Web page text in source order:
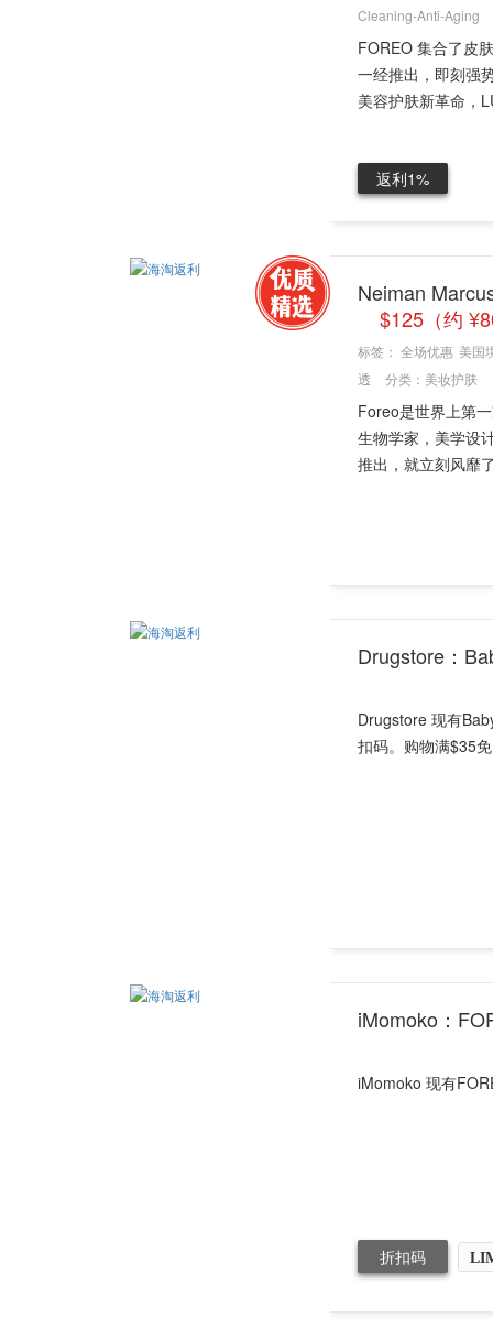
Cleaning-Anti-Aging
FOREO 集合了皮
一经推出，即刻强
美容护肤新革命，
返利1%
Neiman
$125（约
标签： 全场优惠 美国
透
分类： 美妆护肤
Foreo是世界上第
生物学家，美学设
推出，就立刻风靡
Drugstore：
Drugstore 现有
扣码。购物满$35
iMomoko：
iMomoko 现有
折扣码